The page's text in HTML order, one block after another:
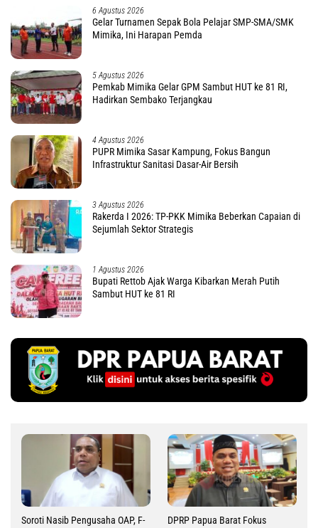
6 Agustus 2026
Gelar Turnamen Sepak Bola Pelajar SMP-SMA/SMK
Mimika, Ini Harapan Pemda
5 Agustus 2026
Pemkab Mimika Gelar GPM Sambut HUT ke 81 RI,
Hadirkan Sembako Terjangkau
4 Agustus 2026
PUPR Mimika Sasar Kampung, Fokus Bangun
Infrastruktur Sanitasi Dasar-Air Bersih
3 Agustus 2026
Rakerda I 2026: TP-PKK Mimika Beberkan Capaian di
Sejumlah Sektor Strategis
1 Agustus 2026
Bupati Rettob Ajak Warga Kibarkan Merah Putih
Sambut HUT ke 81 RI
Soroti Nasib Pengusaha OAP, F-
DPRP Papua Barat Fokus